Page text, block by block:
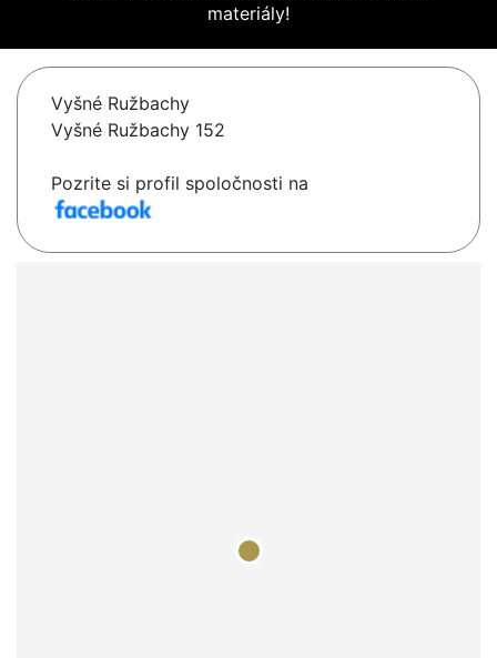
materiály!
Vyšné Ružbachy
Vyšné Ružbachy 152
Pozrite si profil spoločnosti na